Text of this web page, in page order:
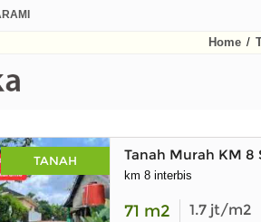
Home /
TANAH Tanah Murah KM 8
km 8 interbis
71 m2 1.7 jt/m2